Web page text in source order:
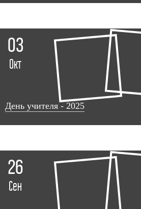
03
Окт
День учителя - 2025
26
Сен